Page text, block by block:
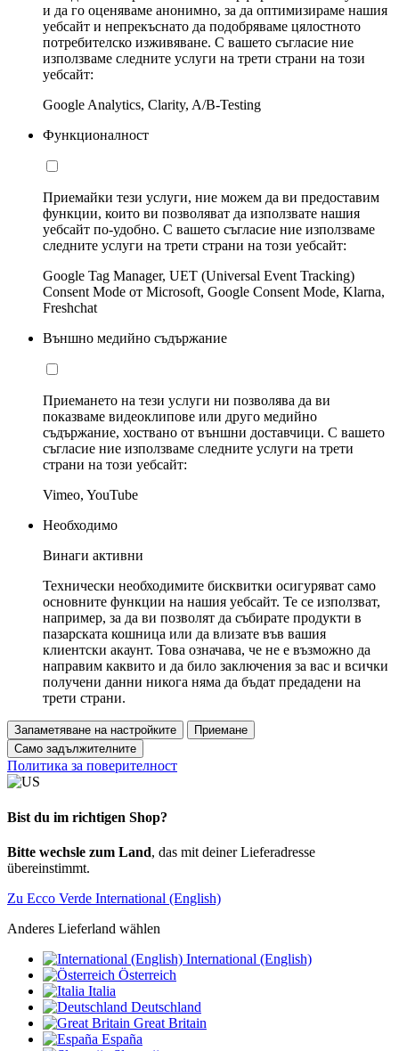
и да го оценяваме анонимно, за да оптимизираме нашия
уебсайт и непрекъснато да подобряваме цялостното
потребителско изживяване. С вашето съгласие ние
използваме следните услуги на трети страни на този
уебсайт:
Google Analytics, Clarity, A/B-Testing
Функционалност
Приемайки тези услуги, ние можем да ви предоставим
функции, които ви позволяват да използвате нашия
уебсайт по-удобно. С вашето съгласие ние използваме
следните услуги на трети страни на този уебсайт:
Google Tag Manager, UET (Universal Event Tracking)
Consent Mode от Microsoft, Google Consent Mode, Klarna,
Freshchat
Външно медийно съдържание
Приемането на тези услуги ни позволява да ви
показваме видеоклипове или друго медийно
съдържание, хоствано от външни доставчици. С вашето
съгласие ние използваме следните услуги на трети
страни на този уебсайт:
Vimeo, YouTube
Необходимо
Винаги активни
Технически необходимите бисквитки осигуряват само
основните функции на нашия уебсайт. Те се използват,
например, за да ви позволят да събирате продукти в
пазарската кошница или да влизате във вашия
клиентски акаунт. Това означава, че не е възможно да
направим каквито и да било заключения за вас и всички
получени данни никога няма да бъдат предадени на
трети страни.
Запаметяване на настройките
Приемане
Само задължителните
Политика за поверителност
Bist du im richtigen Shop?
Bitte wechsle zum Land, das mit deiner Lieferadresse
übereinstimmt.
Zu Ecco Verde International (English)
Anderes Lieferland wählen
International (English)
Österreich
Italia
Deutschland
Great Britain
España